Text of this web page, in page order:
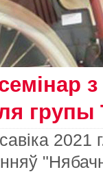
групы